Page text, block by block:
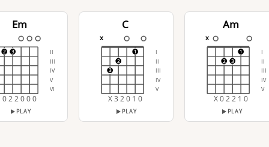
Em
II
III
IV
V
VI
2 3
0 2 2 0 0 0
PLAY
C
x
I
II
III
IV
V
3
2
1
X 3 2 0 1 0
PLAY
Am
x
I
II
III
IV
V
2 3
1
X 0 2 2 1 0
PLAY